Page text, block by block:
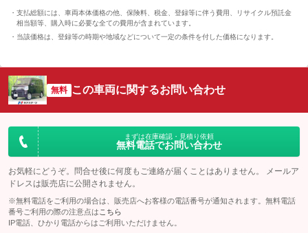
支払総額には、車両本体価格の他、保険料、税金、登録等に伴う費用、リサイクル預託金
相当額等、購入時に必要な全ての費用が含まれています。
当該価格は、登録等の時期や地域などについて一定の条件を付した価格になります。
無料 この車両に関するお問い合わせ
まずは在庫確認・見積り依頼
無料電話でお問い合わせ
お気軽にどうぞ。問合せ後に何度もご連絡が届くことはありません。 メールア
ドレスは販売店に公開されません。
※無料電話をご利用の場合は、販売店へお客様の電話番号が通知されます。無料電話
番号ご利用の際の注意点は こちら
IP電話、ひかり電話からはご利用いただけません。